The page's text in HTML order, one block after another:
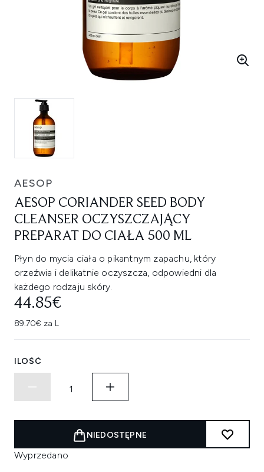
AESOP
AESOP CORIANDER SEED BODY
CLEANSER OCZYSZCZAJĄCY
PREPARAT DO CIAŁA 500 ML
Płyn do mycia ciała o pikantnym zapachu, który
orzeźwia i delikatnie oczyszcza, odpowiedni dla
każdego rodzaju skóry.
44.85€
89.70€ za L
ILOŚĆ
NIEDOSTĘPNE
Wyprzedano